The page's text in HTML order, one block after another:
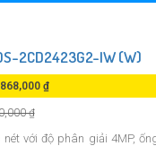
2CD2423G2-IW (W)
₫
₫
với độ phân giải 4MP,